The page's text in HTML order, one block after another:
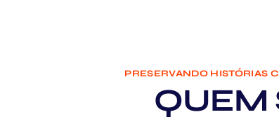
PRESERVANDO HISTÓRIAS
QUEM